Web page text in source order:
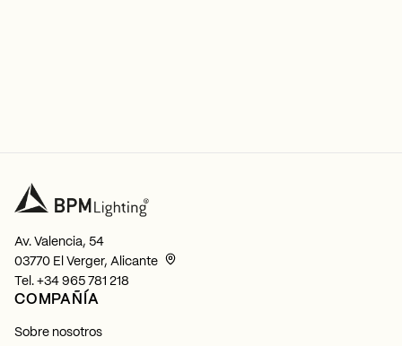
Av. Valencia, 54
03770 El Verger, Alicante
Tel. +34 965 781 218
COMPAÑÍA
Sobre nosotros